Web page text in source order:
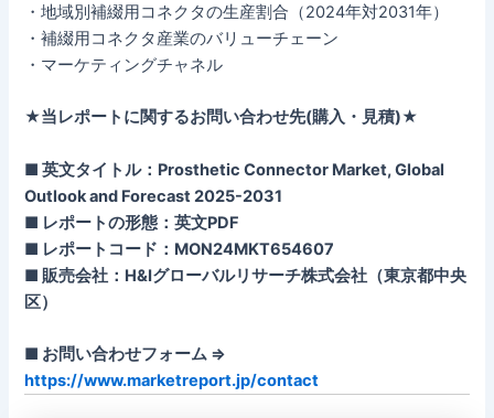
・地域別補綴用コネクタの生産割合（2024年対2031年）
・補綴用コネクタ産業のバリューチェーン
・マーケティングチャネル
★当レポートに関するお問い合わせ先(購入・見積)★
■ 英文タイトル：Prosthetic Connector Market, Global
Outlook and Forecast 2025-2031
■ レポートの形態：英文PDF
■ レポートコード：MON24MKT654607
■ 販売会社：H&Iグローバルリサーチ株式会社（東京都中央
区）
■ お問い合わせフォーム ⇒
https://www.marketreport.jp/contact